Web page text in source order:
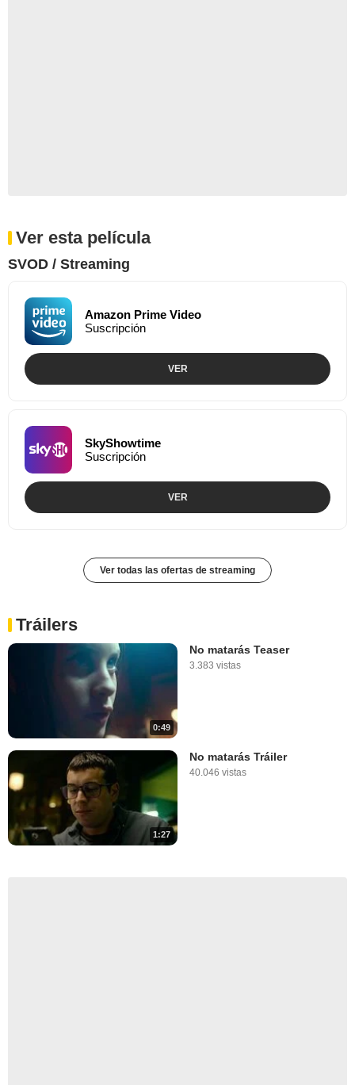
Ver esta película
SVOD / Streaming
Amazon Prime Video
Suscripción
VER
SkyShowtime
Suscripción
VER
Ver todas las ofertas de streaming
Tráilers
0:49
No matarás Teaser
3.383 vistas
1:27
No matarás Tráiler
40.046 vistas